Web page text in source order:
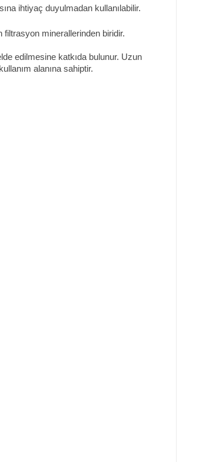
ihtiyaç duyulmadan kullanılabilir.
filtrasyon minerallerinden biridir.
edilmesine katkıda bulunur. Uzun
alanına sahiptir.